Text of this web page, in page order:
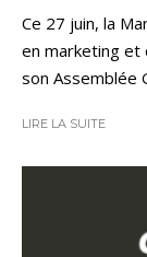
Ce 27 juin, la
en marketing et
son Assemblée
LIRE LA SUITE